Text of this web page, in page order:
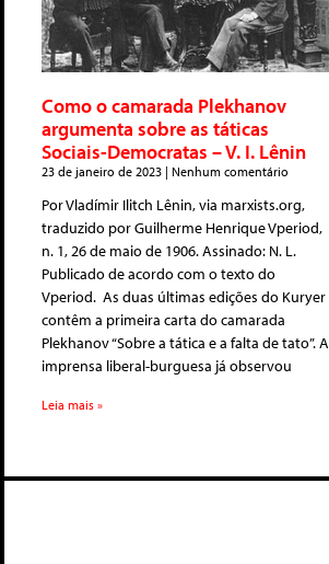
Como o camarada Plekhanov
argumenta sobre as táticas
Sociais-Democratas – V. I. Lênin
23 de janeiro de 2023 Nenhum comentário
Por Vladímir Ilitch Lênin, via marxists.org,
traduzido por Guilherme Henrique Vperiod,
n. 1, 26 de maio de 1906. Assinado: N. L.
Publicado de acordo com o texto do
Vperiod. As duas últimas edições do Kuryer
contêm a primeira carta do camarada
Plekhanov “Sobre a tática e a falta de tato”. A
imprensa liberal-burguesa já observou
Leia mais »